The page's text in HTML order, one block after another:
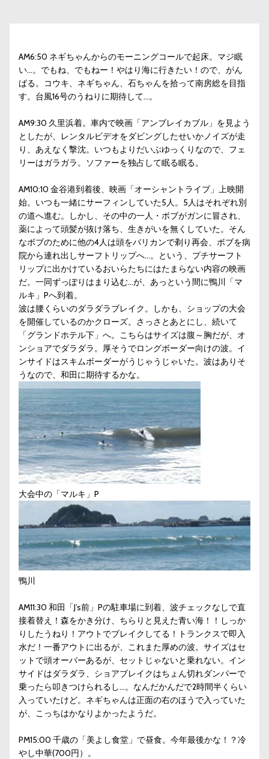
AM6:50 ネギちゃんからのモーニングコールで起床。マジ眠
い…。でもね、でもねー！やはり海に行きたい！ので、がん
ばる。コウキ、ネギちゃん、石ちゃんを拾って南房総を目指
す。台風16号のうねりに期待して…。
AM9:30 久里浜着。車内で映画「アンブレイカブル」を見よう
としたが、レンタルビデオをダビングしたせいかノイズが走
り、あえなく撃沈。いつもよりだいぶゆっくりなので、フェ
リーはガラガラ。ソファーを独占して眠る眠る。
AM10:10 金谷港到着後、映画「オーシャントライブ」上映開
始。いつも一緒にサーフィンしていた5人。5人はそれぞれ別
の道へ進む。しかし、その中の一人・ボブがガンに冒され、
薬によって頭髪が抜け落ち、生きがいを無くしていた。そん
なボブのために他の4人は頭をバリカンで剃り再会、ボブを病
院から連れ出しサーフトリップへ…。という、プチサーフト
リップに出かけているおいらたちにはたまらない内容の映画
だ。一同ずっぽりはまり込む…が、あっという間に鴨川「マ
ルキ」Pへ到着。
波は腰くらいのダラダラブレイク。しかも、ショップの大会
を開催しているのかクローズ。さっさとあとにし、続いて
「グランドホテル下」へ。こちらはサイズは腹～胸だが、オ
ンショアでダラダラ。厚そうでロングボーダー向けの波。イ
ンサイドはスキムボーダーがうじゃうじゃいた。波はありそ
うなので、和田に期待するかな。
大会中の「マルキ」P
鴨川
AM11:30 和田「J’s前」Pの駐車場に到着、波チェックなしで直
接着替え！森をかき分け、ちらりと見えた青い海！！しっか
りしたうねり！アウトでブレイクしてる！トランクスで即入
水だ！一番アウトに出るが、これまた厚めの波。サイズはセ
ットで頭オーバーあるが、セットじゃないと乗れない。イン
サイドはダラダラ、ショアブレイクはちょん切れダンパーで
乗ったら叩きつけられるし…。なんだかんだで2時間半くらい
入っていたけど。ネギちゃんは正面の右のほうで入っていた
が、こっちはかなりよかったようだ。
PM15:00 千歳の「美よし食堂」で昼食。今年最後かな！？冷
やし中華(700円）。